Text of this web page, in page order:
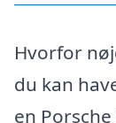
Hvorfor
du kan
en